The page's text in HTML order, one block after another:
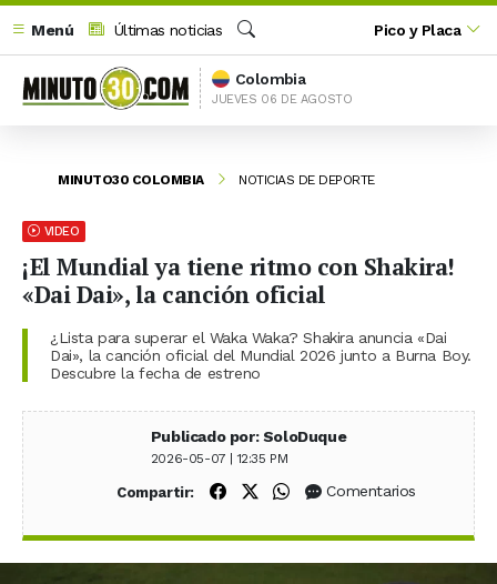
Menú
Últimas noticias
Buscar
Pico y Placa
Colombia
JUEVES 06 DE AGOSTO
MINUTO30 COLOMBIA NOTICIAS DE DEPORTE
VIDEO
¡El Mundial ya tiene ritmo con Shakira!
«Dai Dai», la canción oficial
¿Lista para superar el Waka Waka? Shakira anuncia «Dai
Dai», la canción oficial del Mundial 2026 junto a Burna Boy.
Descubre la fecha de estreno
Publicado por: SoloDuque
2026-05-07 | 12:35 PM
Compartir: Compartir en Facebook
Compartir en X (Twitter)
Compartir en WhatsApp
Comentarios